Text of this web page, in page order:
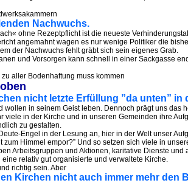
Nachwuchs.
ohne Rezeptpflicht ist die neueste
angemahnt wagen es nur wenige Politiker die
der Nachwuchs fehlt gräbt sich sein eigenes Grab.
und Vorsorgen kann schnell in einer Sackgasse
aller Bodenhaftung muss kommen
nicht letzte Erfüllung ”da unten” in
wollen in seinem Geist leben. Dennoch prägt uns das
viele in der Kirche und in unseren Gemeinden ihre
zu gestalten.
Engel in der Lesung an, hier in der Welt unser
zum Himmel empor?” Und so setzen sich viele in
Arbeitsgruppen und Aktionen, karitative Dienste und
relativ gut organisierte und verwaltete Kirche.
richtig sein. Aber
Kirchen nicht auch immer mehr den